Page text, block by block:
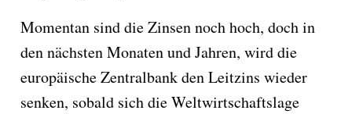
Momentan sind die Zinsen noch hoch, doch in
den nächsten Monaten und Jahren, wird die
europäische Zentralbank den Leitzins wieder
senken, sobald sich die Weltwirtschaftslage